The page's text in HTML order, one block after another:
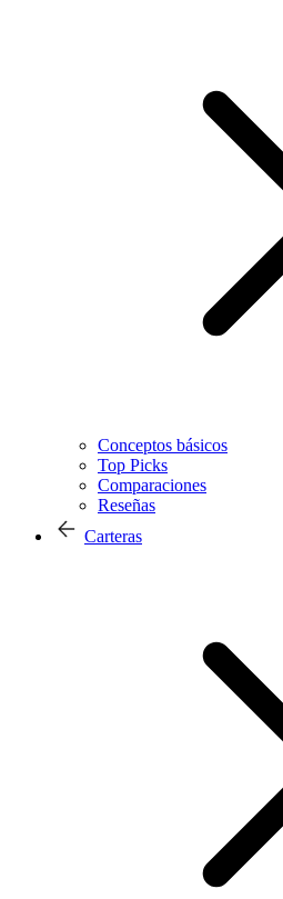
Conceptos básicos
Top Picks
Comparaciones
Reseñas
Carteras